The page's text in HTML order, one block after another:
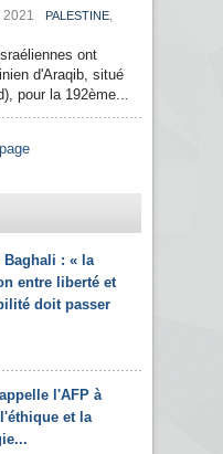
2021 PALESTINE,
ont
d'Araqib, situé
pour la 192ème...
Baghali : « la
entre liberté et
doit passer
l'AFP à
et la